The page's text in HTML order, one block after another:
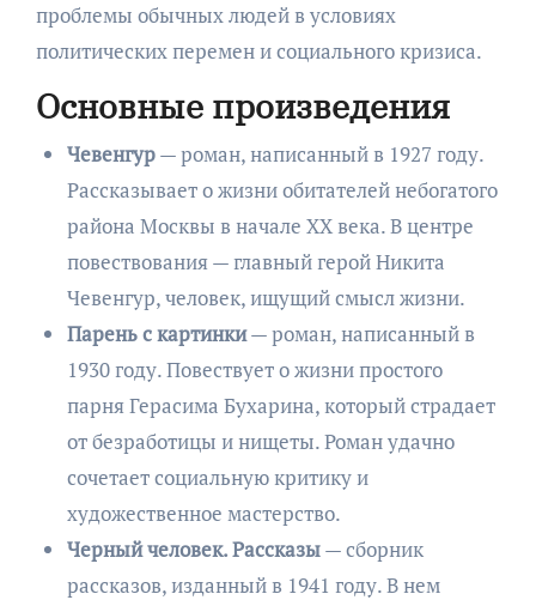
проблемы обычных людей в условиях
политических перемен и социального кризиса.
Основные произведения
Чевенгур— роман, написанный в 1927 году.
Рассказывает о жизни обитателей небогатого
района Москвы в начале XX века. В центре
повествования — главный герой Никита
Чевенгур, человек, ищущий смысл жизни.
Парень с картинки— роман, написанный в
1930 году. Повествует о жизни простого
парня Герасима Бухарина, который страдает
от безработицы и нищеты. Роман удачно
сочетает социальную критику и
художественное мастерство.
Черный человек. Рассказы— сборник
рассказов, изданный в 1941 году. В нем